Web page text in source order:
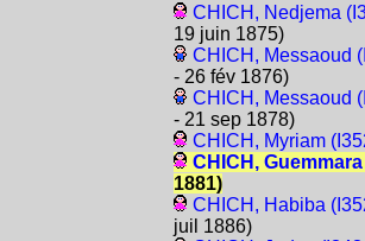
CHICH, Nedjema
19 juin 1875)
CHICH, Messaoud
- 26 fév 1876)
CHICH, Messaoud
- 21 sep 1878)
CHICH, Myriam
CHICH,
1881)
CHICH, Habiba
juil 1886)